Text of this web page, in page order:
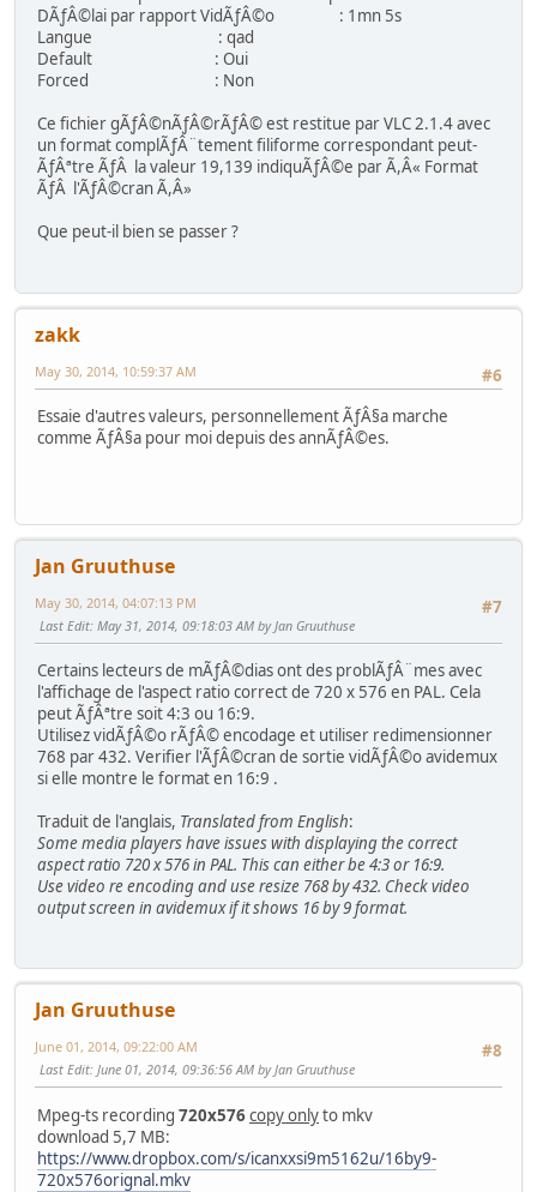
DÃƒÂ©lai par rapport VidÃƒÂ©o : 1mn 5s
Langue : qad
Default : Oui
Forced : Non
Ce fichier gÃƒÂ©nÃƒÂ©rÃƒÂ© est restitue par VLC 2.1.4 avec
un format complÃƒÂ¨tement filiforme correspondant peut-
ÃƒÂªtre ÃƒÂ la valeur 19,139 indiquÃƒÂ©e par Ã,Â« Format
ÃƒÂ l'ÃƒÂ©cran Ã,Â»
Que peut-il bien se passer ?
zakk
#6
May 30, 2014, 10:59:37 AM
Essaie d'autres valeurs, personnellement ÃƒÂ§a marche
comme ÃƒÂ§a pour moi depuis des annÃƒÂ©es.
Jan Gruuthuse
#7
May 30, 2014, 04:07:13 PM
Last Edit: May 31, 2014, 09:18:03 AM by Jan Gruuthuse
Certains lecteurs de mÃƒÂ©dias ont des problÃƒÂ¨mes avec
l'affichage de l'aspect ratio correct de 720 x 576 en PAL. Cela
peut ÃƒÂªtre soit 4:3 ou 16:9.
Utilisez vidÃƒÂ©o rÃƒÂ© encodage et utiliser redimensionner
768 par 432. Verifier l'ÃƒÂ©cran de sortie vidÃƒÂ©o avidemux
si elle montre le format en 16:9 .
Traduit de l'anglais, Translated from English:
Some media players have issues with displaying the correct
aspect ratio 720 x 576 in PAL. This can either be 4:3 or 16:9.
Use video re encoding and use resize 768 by 432. Check video
output screen in avidemux if it shows 16 by 9 format.
Jan Gruuthuse
#8
June 01, 2014, 09:22:00 AM
Last Edit: June 01, 2014, 09:36:56 AM by Jan Gruuthuse
Mpeg-ts recording 720x576copy onlyto mkv
download 5,7 MB:
https://www.dropbox.com/s/icanxxsi9m5162u/16by9-
720x576orignal.mkv